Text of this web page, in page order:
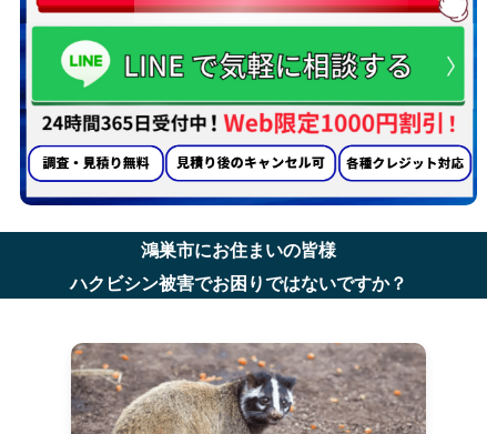
鴻巣市にお住まいの皆様
ハクビシン被害でお困りではないですか？